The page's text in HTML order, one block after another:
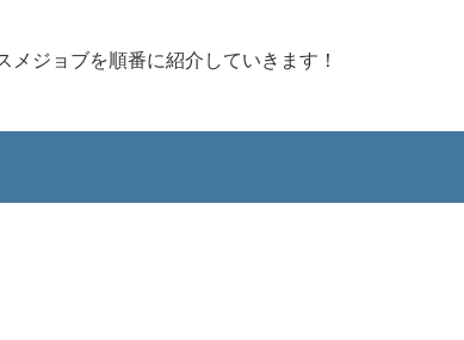
ジョブを順番に紹介していきます！